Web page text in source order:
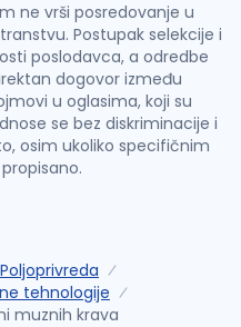
ne vrši posredovanje u
Postupak selekcije i
poslodavca, a odredbe
dogovor između
u oglasima, koji su
se bez diskriminacije i
osim ukoliko specifičnim
Poljoprivreda
tehnologije
muznih krava